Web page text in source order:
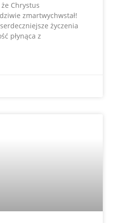
że Chrystus
zmartwychwstał!
życzenia
płynąca z